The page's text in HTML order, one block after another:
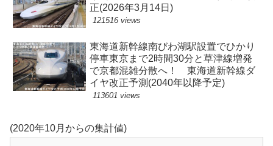
正(2026年3月14日)
121516 views
東海道新幹線南びわ湖駅設置でひかり
停車東京まで2時間30分と草津線増発
で京都混雑分散へ！ 東海道新幹線ダ
イヤ改正予測(2040年以降予定)
113601 views
(2020年10月からの集計値)